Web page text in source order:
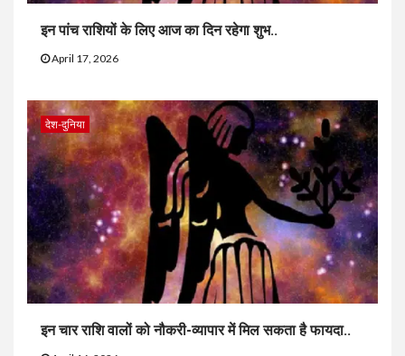
इन पांच राशियों के लिए आज का दिन रहेगा शुभ..
April 17, 2026
देश-दुनिया
इन चार राशि वालों को नौकरी-व्यापार में मिल सकता है फायदा..